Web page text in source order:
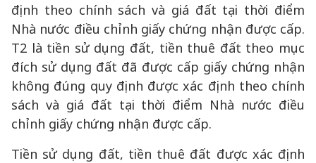
định theo chính sách và giá đất tại thời điểm
Nhà nước điều chỉnh giấy chứng nhận được cấp.
T2 là tiền sử dụng đất, tiền thuê đất theo mục
đích sử dụng đất đã được cấp giấy chứng nhận
không đúng quy định được xác định theo chính
sách và giá đất tại thời điểm Nhà nước điều
chỉnh giấy chứng nhận được cấp.
Tiền sử dụng đất, tiền thuê đất được xác định